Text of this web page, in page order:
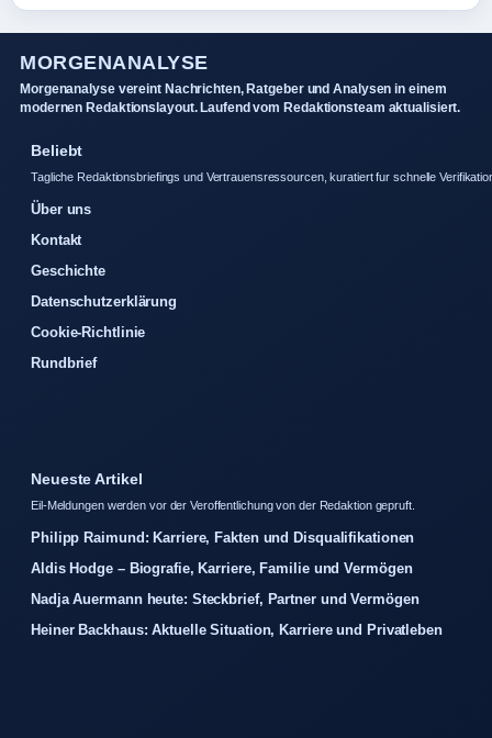
MORGENANALYSE
Morgenanalyse vereint Nachrichten, Ratgeber und Analysen in einem
modernen Redaktionslayout. Laufend vom Redaktionsteam aktualisiert.
Beliebt
Tagliche Redaktionsbriefings und Vertrauensressourcen, kuratiert fur schnelle
Über uns
Kontakt
Geschichte
Datenschutzerklärung
Cookie-Richtlinie
Rundbrief
Neueste Artikel
Eil-Meldungen werden vor der Veroffentlichung von der Redaktion gepruft.
Philipp Raimund: Karriere, Fakten und Disqualifikationen
Aldis Hodge – Biografie, Karriere, Familie und Vermögen
Nadja Auermann heute: Steckbrief, Partner und Vermögen
Heiner Backhaus: Aktuelle Situation, Karriere und Privatleben